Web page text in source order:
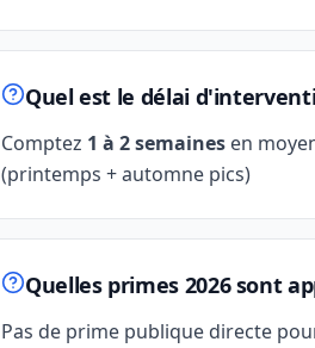
Quel est le délai
Comptez 1 à 2 semaines en
(printemps + automne pics)
Quelles primes 2026 sont
Pas de prime publique directe